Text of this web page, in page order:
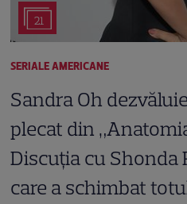
21
SERIALE AMERICANE
Sandra Oh
plecat din
Discuția cu Shonda
care a schimbat